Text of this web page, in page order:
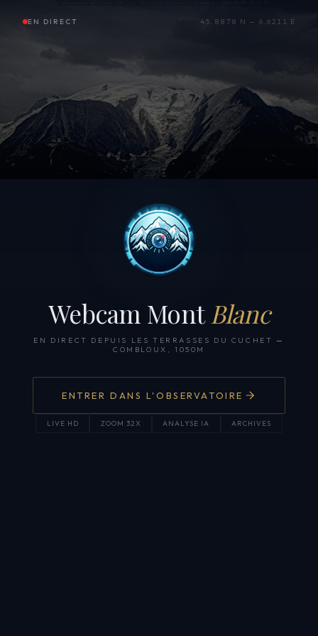
EN DIRECT 45.8878 N — 6.6211 E
Webcam Mont Blanc
EN DIRECT DEPUIS LES TERRASSES DU CUCHET —
COMBLOUX, 1050M
ENTRER DANS L'OBSERVATOIRE
LIVE HD ZOOM 32X ANALYSE IA ARCHIVES